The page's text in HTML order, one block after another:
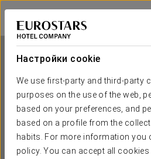
Настройки cookie
We use first-party and third-party
purposes on the use of the web,
based on your preferences, and
based on a profile from the
habits. For more information you
policy. You can accept all
Eurostars Matera La Suite
МАТЕРА
Eurostars